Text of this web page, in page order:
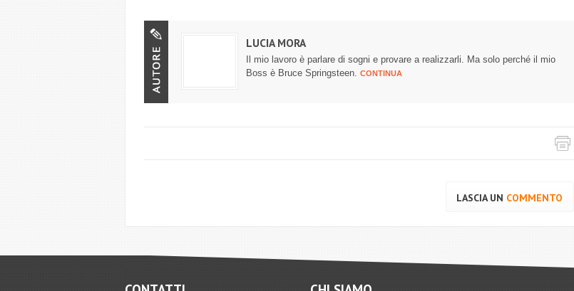
LUCIA MORA
Il mio lavoro è parlare di sogni e provare a realizzarli. Ma solo perché il mio
Boss è Bruce Springsteen. CONTINUA
LASCIA UN COMMENTO